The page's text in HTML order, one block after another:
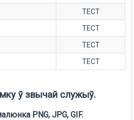
ТЕСТ
ТЕСТ
ТЕСТ
ТЕСТ
ў звычай служыў.
PNG, JPG, GIF.